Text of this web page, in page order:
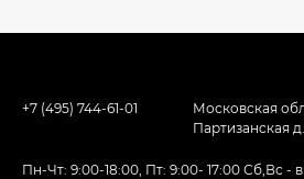
+7 (495) 744-61-01
Московская
Партизанская
Пн-Чт: 9:00-18:00, Пт: 9:00- 17:00 Сб,Вс -